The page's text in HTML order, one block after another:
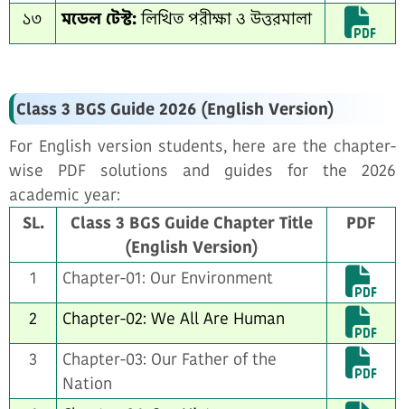
১৩
মডেল টেস্ট:লিখিত পরীক্ষা ও উত্তরমালা
Class 3 BGS Guide 2026 (English Version)
For English version students, here are the chapter-
wise PDF solutions and guides for the 2026
academic year:
SL.
Class 3 BGS Guide Chapter Title
(English Version)
PDF
1
Chapter-01: Our Environment
2
Chapter-02: We All Are Human
3
Chapter-03: Our Father of the
Nation